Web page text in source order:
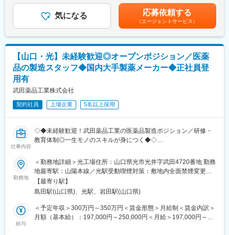
◇成長性
住宅業界、自動車業界を中心として多数の業界から引き合いをい
ただいております。
◇働き方
年間休日120日、フレックスや時間年休制度等、ワークライフバ
ランスを整えながら働くことが可能です。また、業務との兼ね合
いによりますが、月5日まで好きなタイミングで在宅勤務が可能で
変更の範囲：会社の定める業務
・バリデーション業務（計画書/報告書の作成/照査を含む）
・Good Manufacturing Practices（GMP）・品質保証に係る薬事
規制と製造現場の比較分析および改善対応に係るマネジメント
・製造に関する文書（手順書/製造指図記録書）の作成/照査
・規制当局査察、社内外監査における製造部門の支援
※部署内には10名ほどのメンバーが在籍しております。
■ポジションの魅力：
ができる
■居住地について：
（もしくは住宅手当）等の補助がございます（条件あり)
◎山口県光市は、新大阪から新幹線を利用して2時間強ほどの場所
にあります。となりの下松市は2022年「住みよさランキング」で
全国13位にランクインしており、子育て、医療、生活の利便性等
■当社について：
る可能性があります。月給(月額)は固定手当を含めた表記です。
気になる 応募依頼する
（エージェントサービス）
【山口・光】未経験歓迎◎オープンポジション／医薬
品の製造スタッフ◆国内大手製薬メーカー◆正社員登
用有
武田薬品工業株式会社
契約社員 上場企業 5名以上採用
仕事内容
◇◆未経験歓迎！武田薬品工業の医薬品製造ポジション／研修・
教育体制◎一生モノのスキルが身につく◆◇
＼社会的にも期待が寄せられる、医薬品工場でのご経験・スキル
習得が叶います！／
◎国内トップクラスの製薬メーカー「武田薬品工業」で就業がで
きます
◎接客スタッフや食品製造スタッフなど、異業種・異業界からの
入社実績あり
◎年間休日123日、社食など福利厚生充実
勤務地
＜勤務地詳細＞光工場住所：山口県光市光井字武田4720番地 勤務
地最寄駅：山陽本線／光駅受動喫煙対策：敷地内全面禁煙変更の
範囲：会社の定める事業所（リモートワーク含む）
【最寄り駅】
島田駅(山口県)、光駅、岩田駅(山口県)
給与
＜予定年収＞300万円～350万円＜賃金形態＞月給制＜賃金内訳＞
月額（基本給）：197,000円～250,000円＜月給＞197,000円～